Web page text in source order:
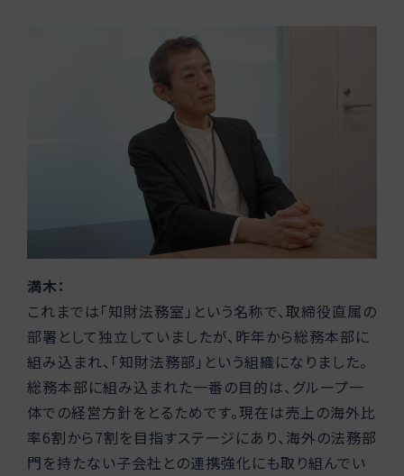
満木：
これまでは「知財法務室」という名称で、取締役直属の
部署として独立していましたが、昨年から総務本部に
組み込まれ、「知財法務部」という組織になりました。
総務本部に組み込まれた一番の目的は、グループ一
体での経営方針をとるためです。現在は売上の海外比
率6割から7割を目指すステージにあり、海外の法務部
門を持たない子会社との連携強化にも取り組んでい